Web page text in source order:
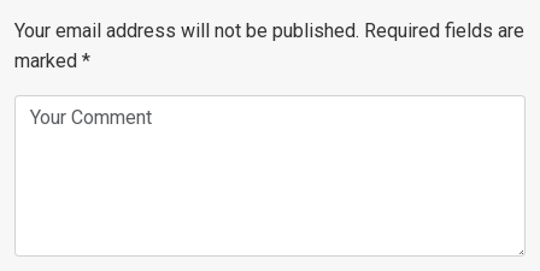
Your email address will not be published. Required fields are
marked *